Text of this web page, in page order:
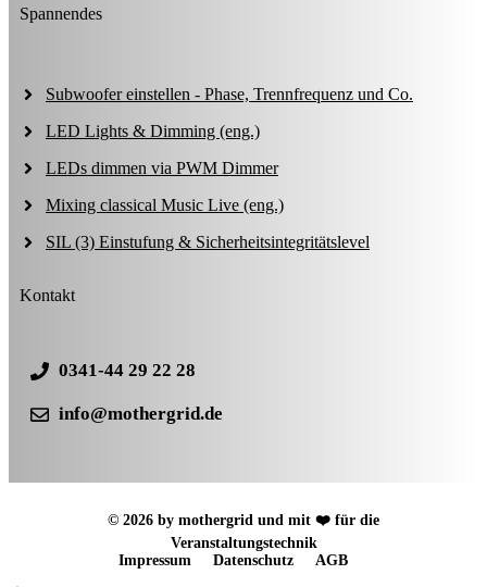
Spannendes
Subwoofer einstellen - Phase, Trennfrequenz und Co.
LED Lights & Dimming (eng.)
LEDs dimmen via PWM Dimmer
Mixing classical Music Live (eng.)
SIL (3) Einstufung & Sicherheitsintegritätslevel
Kontakt
0341-44 29 22 28
info@mothergrid.de
© 2026 by mothergrid und mit ❤️ für die
Veranstaltungstechnik
Impressum
Datenschutz AGB